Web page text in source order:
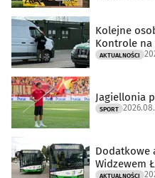
Kolejne
Kontrole na
AKTUALNOŚCI
Jagiellonia
SPORT
Dodatkowe
Widzewem
AKTUALNOŚCI